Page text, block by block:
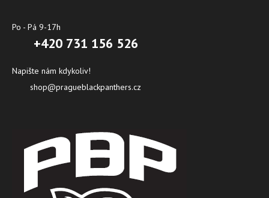
Po - Pá 9-17h
+420 731 156 526
Napište nám kdykoliv!
shop@pragueblackpanthers.cz